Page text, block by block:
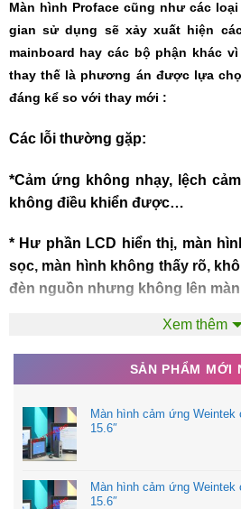
Màn hình Proface cũng như các
gian sử dụng sẽ xảy xuất hiện
mainboard hay các bộ phận khác
thay thế là phương án được lựa
đáng kể so với thay mới :
Các lỗi thường gặp:
*Cảm ứng không nhạy, lệch
không điều khiển được…
* Hư phần LCD hiển thị, màn
sọc, màn hình không thấy rõ,
đèn nguồn nhưng không lên
*Màn hình không truyền thông
PLC
TPE Automation cung cấp:
Xem thêm
SẢN PHẨM MỚI
Màn hình cảm ứng
15.6″
Màn hình cảm ứng
15.6″